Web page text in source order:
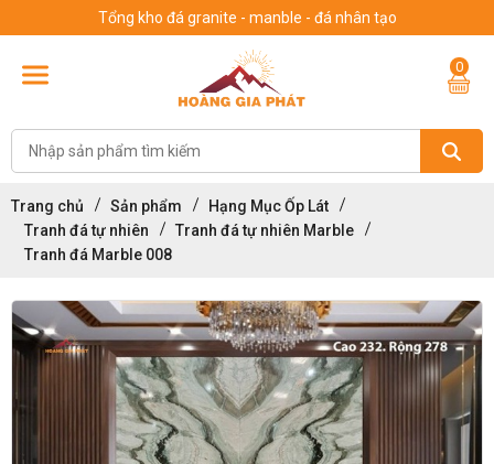
Tổng kho đá granite - manble - đá nhân tạo
0
Trang chủ Sản phẩm
Hạng Mục Ốp Lát
Tranh đá tự nhiên
Tranh đá tự nhiên Marble
Tranh đá Marble 008